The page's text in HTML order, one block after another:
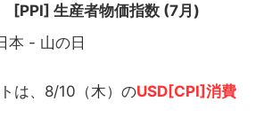
生産者物価指数 (7月)
- 山の日
は、8/10（木）のUSD[CPI]消費